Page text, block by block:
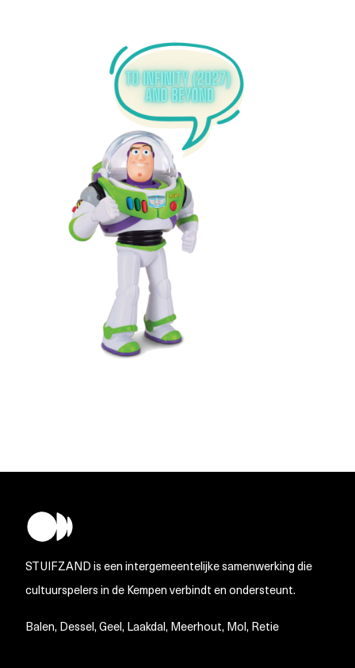
STUIFZAND is een intergemeentelijke samenwerking die
cultuurspelers in de Kempen verbindt en ondersteunt.
Balen, Dessel, Geel, Laakdal, Meerhout, Mol, Retie